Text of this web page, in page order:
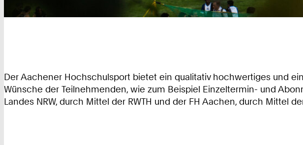
Der Aachener Hochschulsport bietet ein qualitativ hochwertiges und
Wünsche der Teilnehmenden, wie zum Beispiel Einzeltermin- und
Landes NRW, durch Mittel der RWTH und der FH Aachen, durch Mittel